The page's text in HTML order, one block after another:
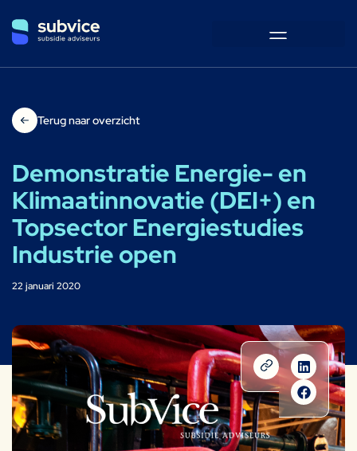
Terug naar overzicht
Demonstratie Energie- en
Klimaatinnovatie (DEI+) en
Topsector Energiestudies
Industrie open
22 januari 2020